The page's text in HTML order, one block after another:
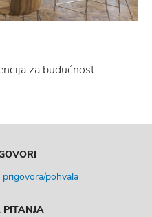
za budućnost.
pohvala
PITANJA